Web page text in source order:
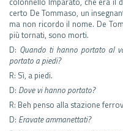
certo De Tommaso, un
ma non ricordo il nome. De
più tornati, sono morti.
D: Quando ti hanno portato al
portato a piedi?
R: Sì, a piedi.
D: Dove vi hanno portato?
R: Beh penso alla stazione
D: Eravate ammanettati?